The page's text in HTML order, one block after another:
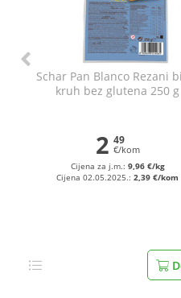
Schar Pan Blanco Rezani
kruh bez glutena 250 g
2 49
€/kom
Cijena za j.m.: 9,96 €/kg
Cijena 02.05.2025.:2,39 €/kom